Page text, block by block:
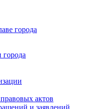
города
города
актов
и заявлений